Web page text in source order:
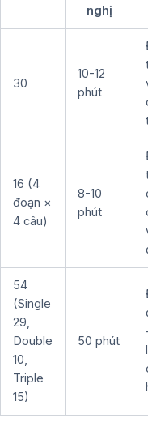
nghị
30
10-12
phút
16 (4
đoạn ×
4 câu)
8-10
phút
54
(Single
29,
Double
10,
Triple
15)
50 phút